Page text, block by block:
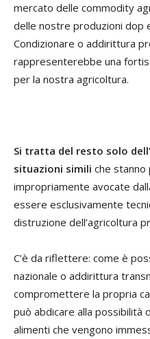
mercato delle commodity
delle nostre produzioni dop
Condizionare o addirittura
rappresenterebbe una
per la nostra agricoltura.
Si tratta del resto solo
situazioni simili che stanno
impropriamente avocate
essere esclusivamente
distruzione dell’agricoltura
C’è da riflettere: come è
nazionale o addirittura
compromettere la propria
può abdicare alla possibilità
alimenti che vengono